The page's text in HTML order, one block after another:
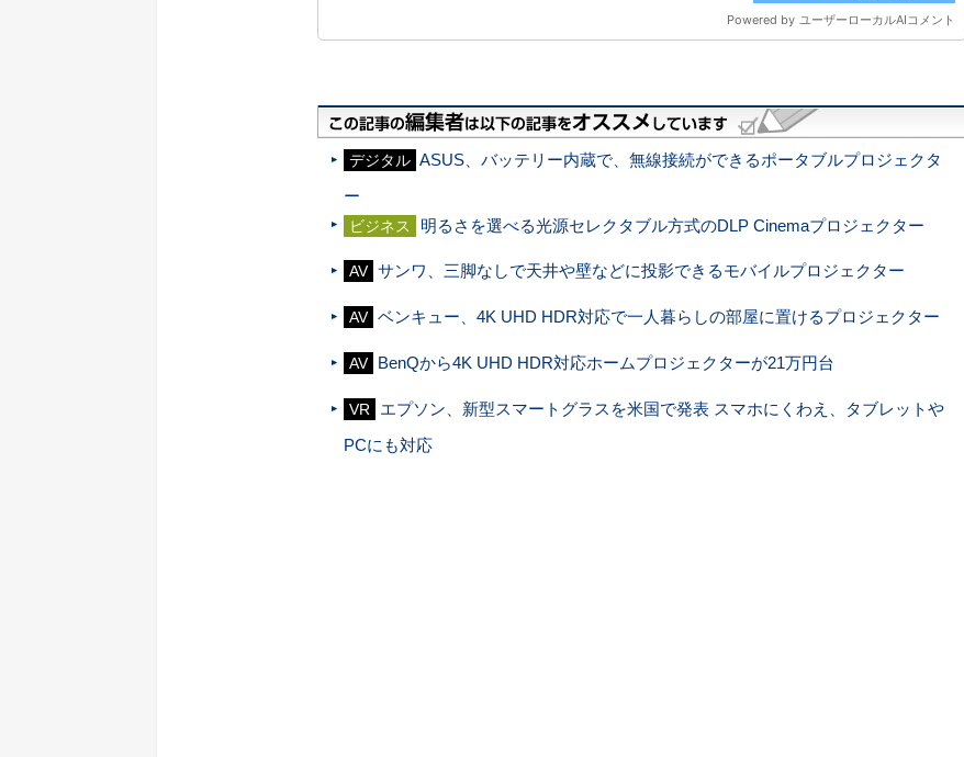
デジタル ASUS、バッテリー内蔵で、無線接続ができるポータブルプロジェクタ
ー
ビジネス 明るさを選べる光源セレクタブル方式のDLP Cinemaプロジェクター
AV サンワ、三脚なしで天井や壁などに投影できるモバイルプロジェクター
AV ベンキュー、4K UHD HDR対応で一人暮らしの部屋に置けるプロジェクター
AV BenQから4K UHD HDR対応ホームプロジェクターが21万円台
VR
エプソン、新型スマートグラスを米国で発表 スマホにくわえ、タブレットや
PCにも対応